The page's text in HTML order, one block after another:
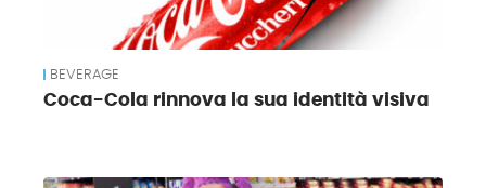
BEVERAGE
Coca-Cola rinnova la sua identità visiva